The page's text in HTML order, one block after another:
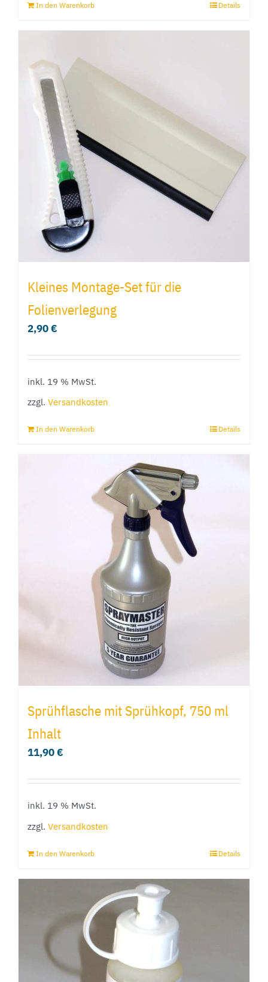
In den Warenkorb Details
Kleines Montage-Set für die
Folienverlegung
2,90€
inkl. 19 % MwSt.
zzgl. Versandkosten
In den Warenkorb Details
Sprühflasche mit Sprühkopf, 750 ml
Inhalt
11,90€
inkl. 19 % MwSt.
zzgl. Versandkosten
In den Warenkorb Details